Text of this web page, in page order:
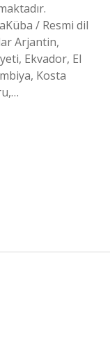
/ Resmi dil
Arjantin,
Ekvador, El
Kosta